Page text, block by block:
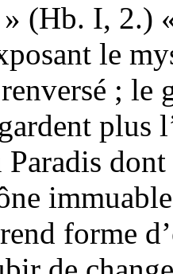
(Hb. I, 2.)
le
; le
plus
forme